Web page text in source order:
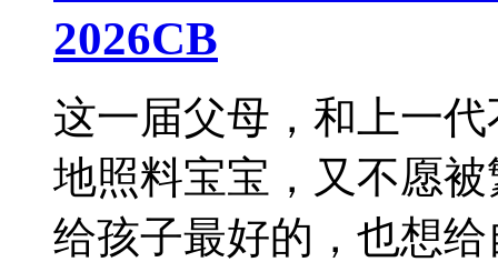
2026CB
这一届父母，和上一
地照料宝宝，又不愿
给孩子最好的，也想